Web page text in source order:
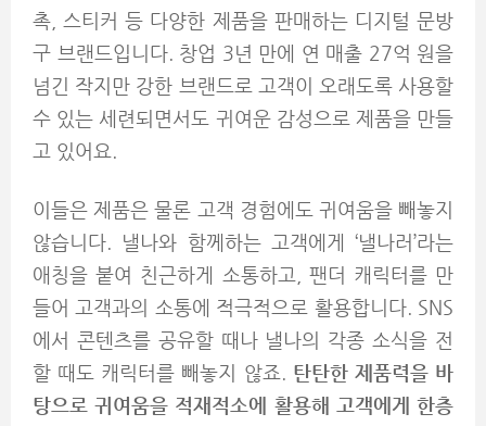
촉, 스티커 등 다양한 제품을 판매하는 디지털 문방
구 브랜드입니다. 창업 3년 만에 연 매출 27억 원을
넘긴 작지만 강한 브랜드로 고객이 오래도록 사용할
수 있는 세련되면서도 귀여운 감성으로 제품을 만들
고 있어요.
이들은 제품은 물론 고객 경험에도 귀여움을 빼놓지
않습니다. 낼나와 함께하는 고객에게 ‘낼나러’라는
애칭을 붙여 친근하게 소통하고, 팬더 캐릭터를 만
들어 고객과의 소통에 적극적으로 활용합니다. SNS
에서 콘텐츠를 공유할 때나 낼나의 각종 소식을 전
할 때도 캐릭터를 빼놓지 않죠. 탄탄한 제품력을 바
탕으로 귀여움을 적재적소에 활용해 고객에게 한층